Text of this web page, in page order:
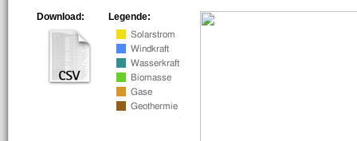
Legende:
Download: